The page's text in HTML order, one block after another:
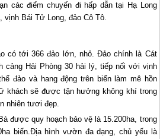
các điểm chuyến đi hấp dẫn tại Hạ Long
vịnh Bái Tử Long, đảo Cô Tô.
có tới 366 đảo lớn, nhỏ. Ðảo chính là Cát
cảng Hải Phòng 30 hải lý, tiếp nối với vịnh
đảo và hang động trên biển làm mê hồn
khách sẽ được tận hưởng không khí trong
nhiên tươi đẹp.
được quy hoạch bảo vệ là 15.200ha, trong
biển.Ðịa hình vườn đa dạng, chủ yếu là